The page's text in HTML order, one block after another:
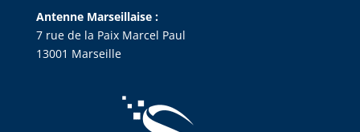
Antenne Marseillaise :
7 rue de la Paix Marcel Paul
13001 Marseille